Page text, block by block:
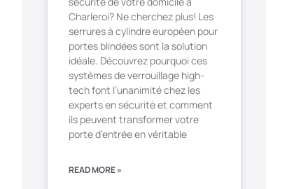
Charleroi? Ne cherchez plus! Les
serrures à cylindre européen pour
portes blindées sont la solution
idéale. Découvrez pourquoi ces
systèmes de verrouillage high-
tech font l’unanimité chez les
experts en sécurité et comment
ils peuvent transformer votre
porte d’entrée en véritable
READ MORE »